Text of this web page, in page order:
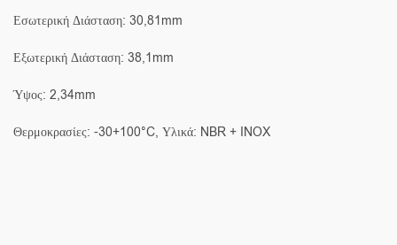
Εσωτερική Διάσταση: 30,81mm
Εξωτερική Διάσταση: 38,1mm
Ύψος: 2,34mm
Θερμοκρασίες: -30+100°C, Υλικά: NBR + INOX